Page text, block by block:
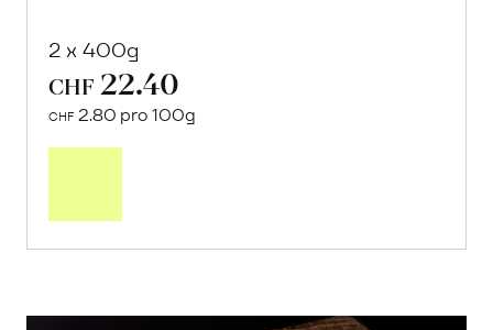
2 x 400g
CHF 22.40
CHF 2.80 pro 100g